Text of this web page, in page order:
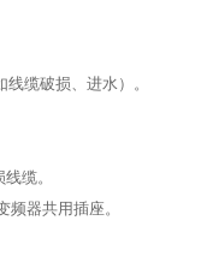
缆破损、进水）。
缆。
器共用插座。